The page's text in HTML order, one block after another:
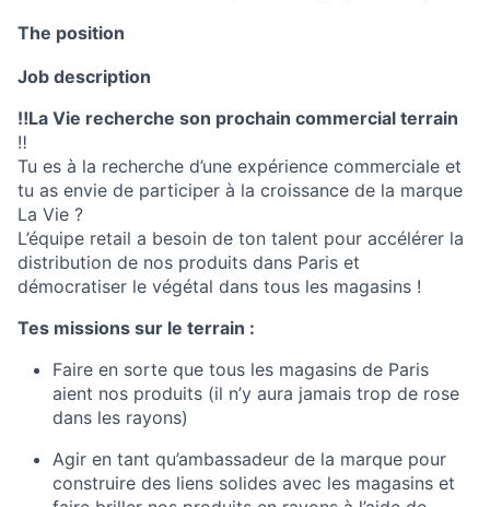
The position
Job description
‼️La Vie recherche son prochain commercial terrain
‼️
Tu es à la recherche d’une expérience commerciale et
tu as envie de participer à la croissance de la marque
La Vie ?
L’équipe retail a besoin de ton talent pour accélérer la
distribution de nos produits dans Paris et
démocratiser le végétal dans tous les magasins !
Tes missions sur le terrain :
Faire en sorte que tous les magasins de Paris
aient nos produits (il n’y aura jamais trop de rose
dans les rayons)
Agir en tant qu’ambassadeur de la marque pour
construire des liens solides avec les magasins et